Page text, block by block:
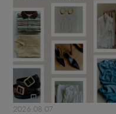
2026.08.07